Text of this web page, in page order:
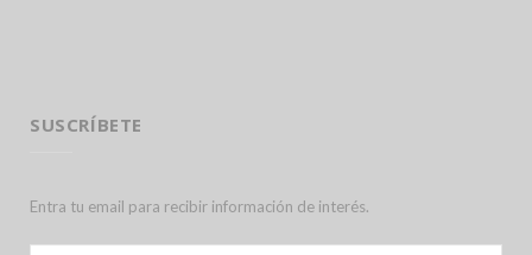
SUSCRÍBETE
Entra tu email para recibir información de interés.